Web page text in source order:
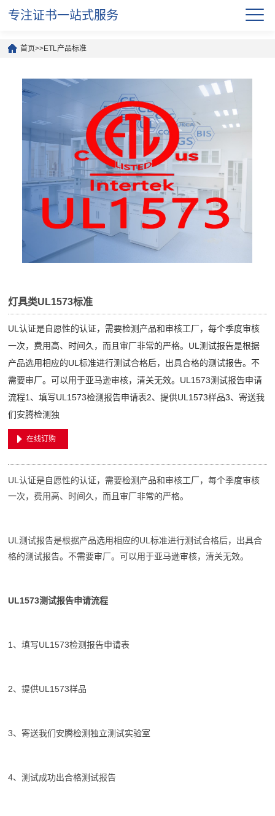
专注证书一站式服务
首页>>ETL产品标准
灯具类UL1573标准
UL认证是自愿性的认证，需要检测产品和审核工厂，每个季度审核
一次，费用高、时间久，而且审厂非常的严格。UL测试报告是根据
产品选用相应的UL标准进行测试合格后，出具合格的测试报告。不
需要审厂。可以用于亚马逊审核，清关无效。UL1573测试报告申请
流程1、填写UL1573检测报告申请表2、提供UL1573样品3、寄送我
们安腾检测独
在线订购
UL认证是自愿性的认证，需要检测产品和审核工厂，每个季度审核
一次，费用高、时间久，而且审厂非常的严格。
UL测试报告是根据产品选用相应的UL标准进行测试合格后，出具合
格的测试报告。不需要审厂。可以用于亚马逊审核，清关无效。
UL1573测试报告申请流程
1、填写UL1573检测报告申请表
2、提供UL1573样品
3、寄送我们安腾检测独立测试实验室
4、测试成功出合格测试报告